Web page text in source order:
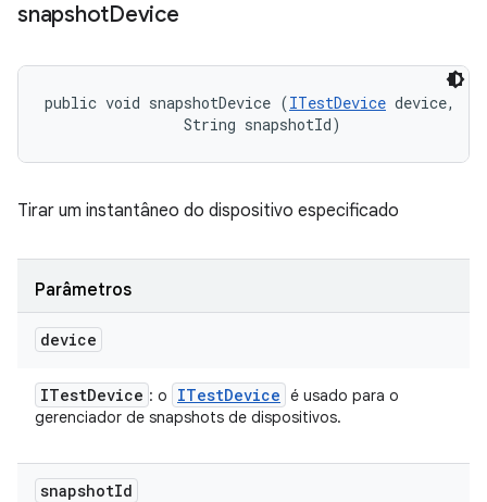
snapshotDevice
public void snapshotDevice (ITestDevice device,
                String snapshotId)
Tirar um instantâneo do dispositivo especificado
Parâmetros
device
ITestDevice : o ITestDevice é usado para o
gerenciador de snapshots de dispositivos.
snapshotId